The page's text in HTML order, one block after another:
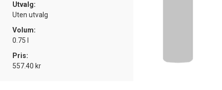
Utvalg:
Uten utvalg
Volum:
0.75 l
Pris:
557.40 kr